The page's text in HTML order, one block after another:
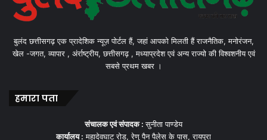
बुलंद छत्तीसगढ़ एक प्रादेशिक न्यूज़ पोर्टल हैं, जहां आपको मिलती हैं राजनैतिक, मनोरंजन,
खेल -जगत, व्यापार , अंर्राष्ट्रीय, छत्तीसगढ़ , मध्याप्रदेश एवं अन्य राज्यो की विश्वशनीय एवं
सबसे प्रथम खबर ।
हमारा पता
संचालक एवं संपादक :सुनीता पाण्डेय
कार्यालय : महादेवघाट रोड, रेणु पैन पैलेस के पास, रायपुरा